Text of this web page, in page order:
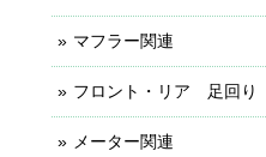
マフラー関連
フロント・リア 足回り
メーター関連